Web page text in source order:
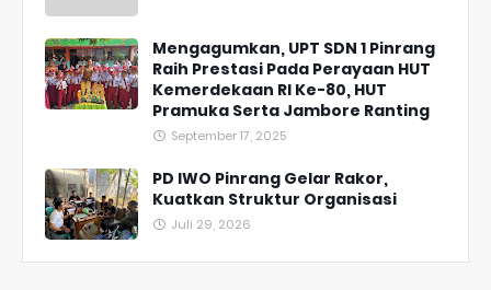
Mengagumkan, UPT SDN 1 Pinrang
Raih Prestasi Pada Perayaan HUT
Kemerdekaan RI Ke-80, HUT
Pramuka Serta Jambore Ranting
September 17, 2025
PD IWO Pinrang Gelar Rakor,
Kuatkan Struktur Organisasi
Juli 29, 2026